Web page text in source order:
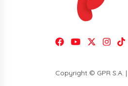
Copyright © GPR S.A.